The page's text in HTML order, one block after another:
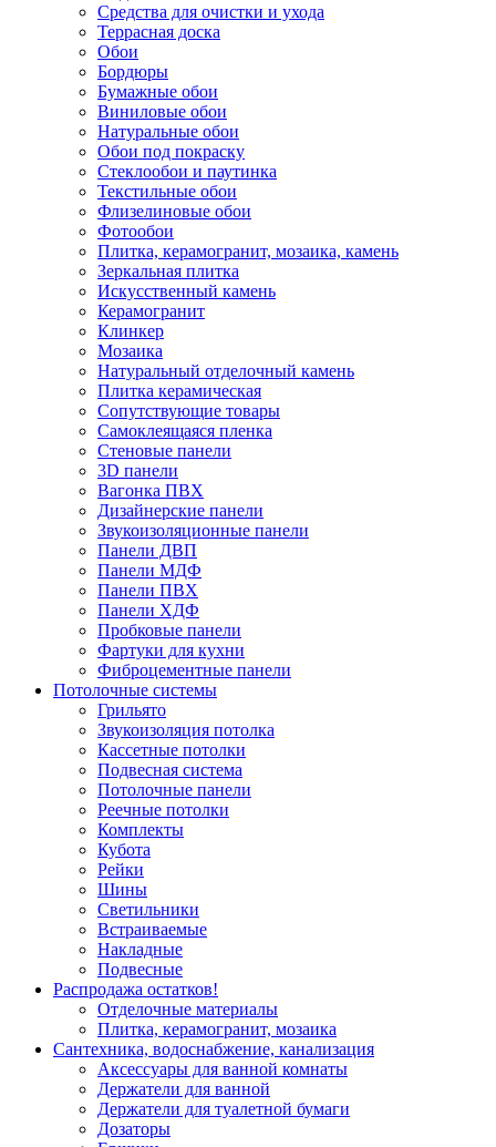
Средства для очистки и ухода
Террасная доска
Обои
Бордюры
Бумажные обои
Виниловые обои
Натуральные обои
Обои под покраску
Стеклообои и паутинка
Текстильные обои
Флизелиновые обои
Фотообои
Плитка, керамогранит, мозаика, камень
Зеркальная плитка
Искусственный камень
Керамогранит
Клинкер
Мозаика
Натуральный отделочный камень
Плитка керамическая
Сопутствующие товары
Самоклеящаяся пленка
Стеновые панели
3D панели
Вагонка ПВХ
Дизайнерские панели
Звукоизоляционные панели
Панели ДВП
Панели МДФ
Панели ПВХ
Панели ХДФ
Пробковые панели
Фартуки для кухни
Фиброцементные панели
Потолочные системы
Грильято
Звукоизоляция потолка
Кассетные потолки
Подвесная система
Потолочные панели
Реечные потолки
Комплекты
Кубота
Рейки
Шины
Светильники
Встраиваемые
Накладные
Подвесные
Распродажа остатков!
Отделочные материалы
Плитка, керамогранит, мозаика
Сантехника, водоснабжение, канализация
Аксессуары для ванной комнаты
Держатели для ванной
Держатели для туалетной бумаги
Дозаторы